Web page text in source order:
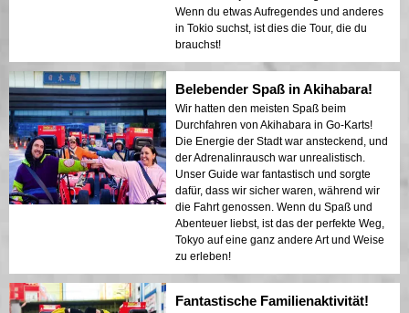
Wenn du etwas Aufregendes und anderes
in Tokio suchst, ist dies die Tour, die du
brauchst!
Belebender Spaß in Akihabara!
Wir hatten den meisten Spaß beim
Durchfahren von Akihabara in Go-Karts!
Die Energie der Stadt war ansteckend, und
der Adrenalinrausch war unrealistisch.
Unser Guide war fantastisch und sorgte
dafür, dass wir sicher waren, während wir
die Fahrt genossen. Wenn du Spaß und
Abenteuer liebst, ist das der perfekte Weg,
Tokyo auf eine ganz andere Art und Weise
zu erleben!
Fantastische Familienaktivität!